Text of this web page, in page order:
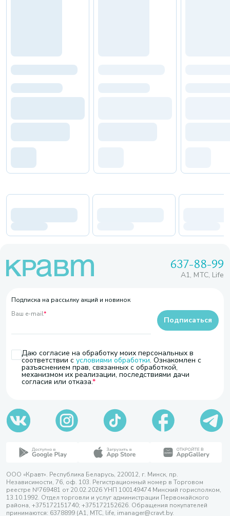
637-88-99
A1, МТС, Life
Подписка на рассылку акций и новинок
Ваш e-mail*
Даю согласие на обработку моих персональных в
соответствии с условиями обработки. Ознакомлен с
разъяснением прав, связанных с обработкой,
механизмом их реализации, последствиями дачи
согласия или отказа.
Подписаться
ООО «Кравт». Республика Беларусь, 220012, г. Минск, пр.
Независимости, 76, оф. 103. Регистрационный номер в Торговом
реестре №769481 от 20.02.2026 УНП 100149474 Минский горисполком,
13.10.1992. Отдел торговли и услуг администрации Первомайского
района, +375172151740; +375172152626. Обращения покупателей
принимаются: 6378899 (А1, МТС, life, imanager@cravt.by.